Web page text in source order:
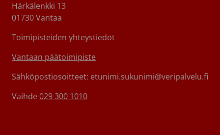
Härkälenkki 13
01730 Vantaa
Toimipisteiden yhteystiedot
Vantaan päätoimipiste
Sähköpostiosoitteet: etunimi.sukunimi@veripalvelu.fi
Vaihde 029 300 1010